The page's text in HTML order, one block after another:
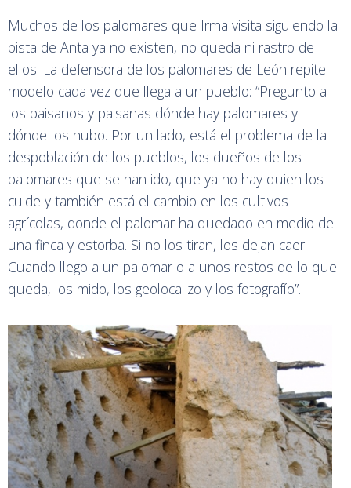
Muchos de los palomares que Irma visita siguiendo la
pista de Anta ya no existen, no queda ni rastro de
ellos. La defensora de los palomares de León repite
modelo cada vez que llega a un pueblo: “Pregunto a
los paisanos y paisanas dónde hay palomares y
dónde los hubo. Por un lado, está el problema de la
despoblación de los pueblos, los dueños de los
palomares que se han ido, que ya no hay quien los
cuide y también está el cambio en los cultivos
agrícolas, donde el palomar ha quedado en medio de
una finca y estorba. Si no los tiran, los dejan caer.
Cuando llego a un palomar o a unos restos de lo que
queda, los mido, los geolocalizo y los fotografío”.